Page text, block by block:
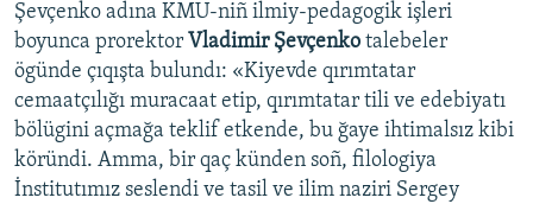
Şevçenko adına KMU-niñ ilmiy-pedagogik işleri
boyunca prorektor Vladimir Şevçenko talebeler
ögünde çıqışta bulundı: «Kiyevde qırımtatar
cemaatçılığı muracaat etip, qırımtatar tili ve edebiyatı
bölügini açmağa teklif etkende, bu ğaye ihtimalsız kibi
köründi. Amma, bir qaç künden soñ, filologiya
İnstitutımız seslendi ve tasil ve ilim naziri Sergey